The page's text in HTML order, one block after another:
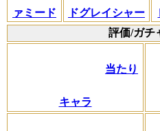
ァミード
ドグレイシャー
評価/ガチ
当たり
キャラ